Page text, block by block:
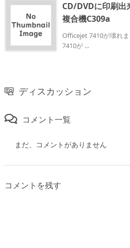
CD/DVDに印刷出
複合機C309a
Officejet 7410が壊れ
7410が ...
ディスカッション
コメント一覧
まだ、コメントがありません
コメントを残す